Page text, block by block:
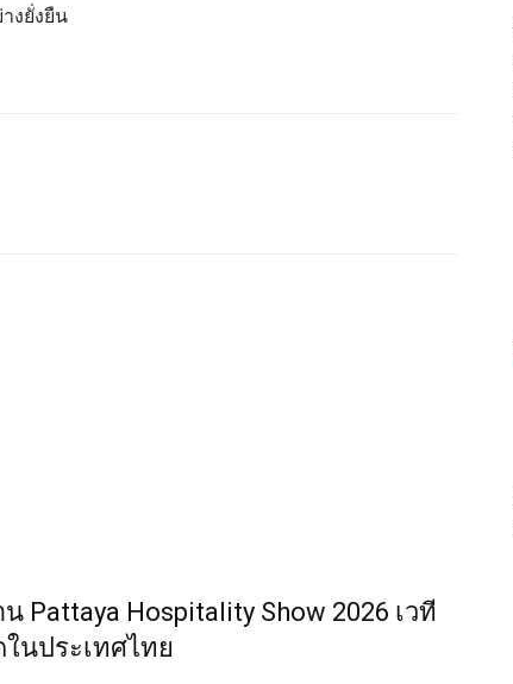
งยั่งยืน
Hospitality Show 2026 เวที
นประเทศไทย